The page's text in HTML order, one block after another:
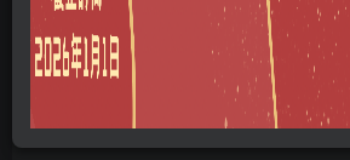
# 异形建筑